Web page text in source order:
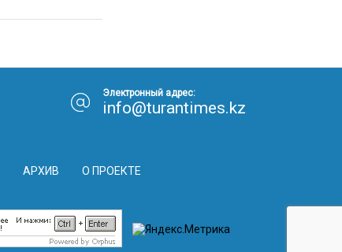
АРХИВ О ПРОЕКТЕ
Электронный адрес:
info@turantimes.kz